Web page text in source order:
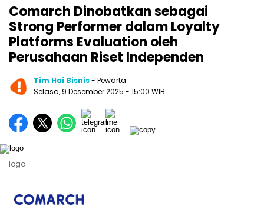
Comarch Dinobatkan sebagai
Strong Performer dalam Loyalty
Platforms Evaluation oleh
Perusahaan Riset Independen
Tim Hai Bisnis- Pewarta
Selasa, 9 Desember 2025 - 15:00 WIB
logo